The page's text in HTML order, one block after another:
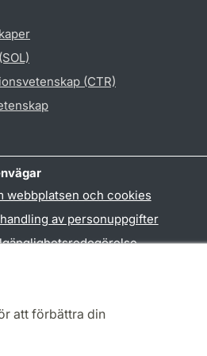
att förbättra din
(CTR)
webbplatsen och cookies
av personuppgifter